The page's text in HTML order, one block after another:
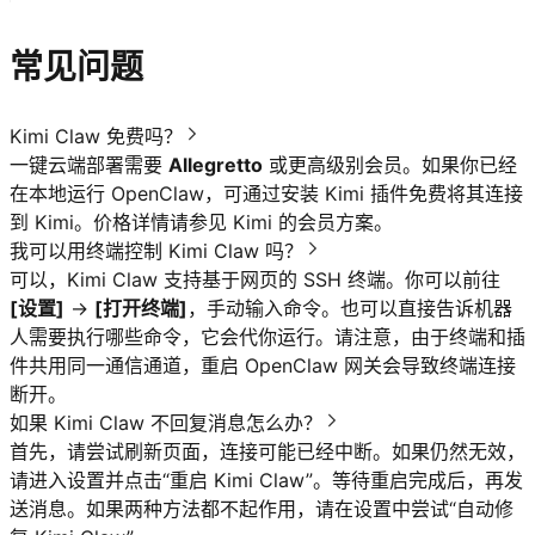
常见问题
Kimi Claw 免费吗？
一键云端部署需要 Allegretto 或更高级别会员。如果你已经
在本地运行 OpenClaw，可通过安装 Kimi 插件免费将其连接
到 Kimi。价格详情请参见 Kimi 的会员方案。
我可以用终端控制 Kimi Claw 吗？
可以，Kimi Claw 支持基于网页的 SSH 终端。你可以前往
[设置] → [打开终端] ，手动输入命令。也可以直接告诉机器
人需要执行哪些命令，它会代你运行。请注意，由于终端和插
件共用同一通信通道，重启 OpenClaw 网关会导致终端连接
断开。
如果 Kimi Claw 不回复消息怎么办？
首先，请尝试刷新页面，连接可能已经中断。如果仍然无效，
请进入设置并点击“重启 Kimi Claw”。等待重启完成后，再发
送消息。如果两种方法都不起作用，请在设置中尝试“自动修